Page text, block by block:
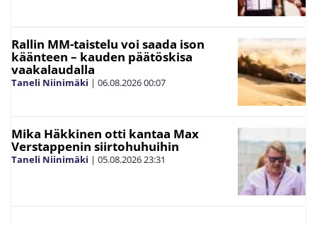
Rallin MM-taistelu voi saada ison
käänteen – kauden päätöskisa
vaakalaudalla
Taneli Niinimäki | 06.08.202600:07
Mika Häkkinen otti kantaa Max
Verstappenin siirtohuhuihin
Taneli Niinimäki | 05.08.202623:31